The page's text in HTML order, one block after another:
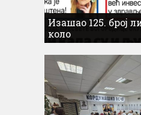
Изашао 125. број
коло